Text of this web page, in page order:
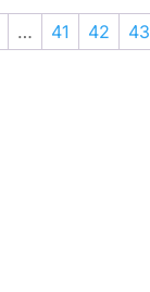
… 41 42 43